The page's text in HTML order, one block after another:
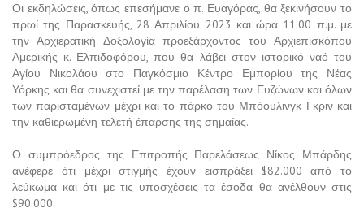
Οι εκδηλώσεις, όπως επεσήμανε ο π. Ευαγόρας, θα ξεκινήσουν το
πρωί της Παρασκευής, 28 Απριλίου 2023 και ώρα 11.00 π.μ. με
την Αρχιερατική Δοξολογία προεξάρχοντος του Αρχιεπισκόπου
Αμερικής κ. Ελπιδοφόρου, που θα λάβει στον ιστορικό ναό του
Αγίου Νικολάου στο Παγκόσμιο Κέντρο Εμπορίου της Νέας
Υόρκης και θα συνεχιστεί με την παρέλαση των Ευζώνων και όλων
των παρισταμένων μέχρι και το πάρκο του Μπόουλινγκ Γκριν και
την καθιερωμένη τελετή έπαρσης της σημαίας.
Ο συμπρόεδρος της Επιτροπής Παρελάσεως Νίκος Μπάρδης
ανέφερε ότι μέχρι στιγμής έχουν εισπράξει $82.000 από το
λεύκωμα και ότι με τις υποσχέσεις τα έσοδα θα ανέλθουν στις
$90.000.